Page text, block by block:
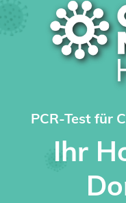
PCR-Test für
Ihr